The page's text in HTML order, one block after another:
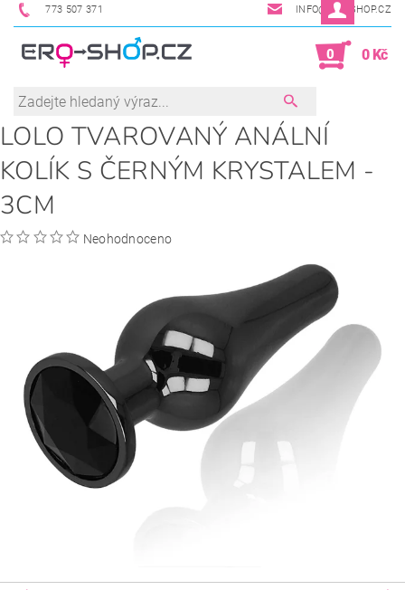
773 507 371 INFO@ERO-SHOP.CZ
0 0 Kč
LOLO TVAROVANÝ ANÁLNÍ
KOLÍK S ČERNÝM KRYSTALEM -
3CM
Neohodnoceno